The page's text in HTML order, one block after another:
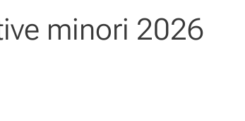
minori 2026